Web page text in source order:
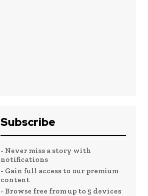
Subscribe
- Never miss a story with
notifications
- Gain full access to our premium
content
- Browse free from up to 5 devices